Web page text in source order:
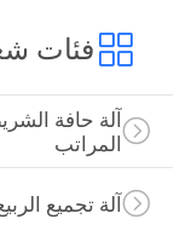
فئات
آلة حافة
المراتب
آلة تجميع